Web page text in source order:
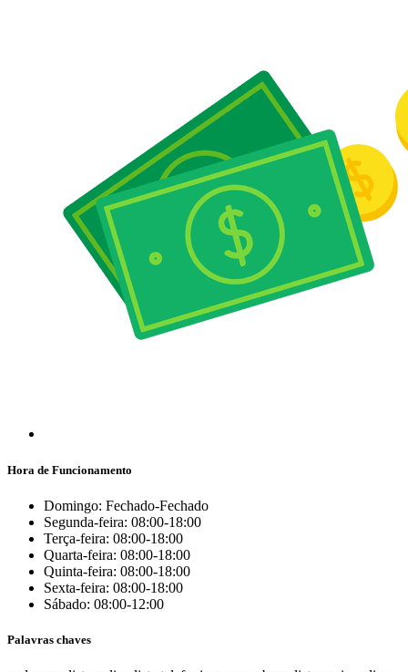
Hora de Funcionamento
Domingo: Fechado-Fechado
Segunda-feira: 08:00-18:00
Terça-feira: 08:00-18:00
Quarta-feira: 08:00-18:00
Quinta-feira: 08:00-18:00
Sexta-feira: 08:00-18:00
Sábado: 08:00-12:00
Palavras chaves